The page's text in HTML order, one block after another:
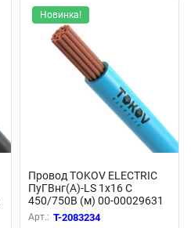
Новинка!
Провод TOKOV ELECTRIC
ПуГВнг(А)-LS 1х16 С
450/750В (м) 00-00029631
Арт.: T-2083234